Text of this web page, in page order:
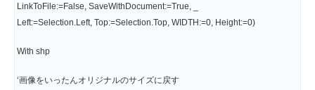
LinkToFile:=False, SaveWithDocument:=True, _
Left:=Selection.Left, Top:=Selection.Top, WIDTH:=0, Height:=0)
With shp
‘画像をいったんオリジナルのサイズに戻す